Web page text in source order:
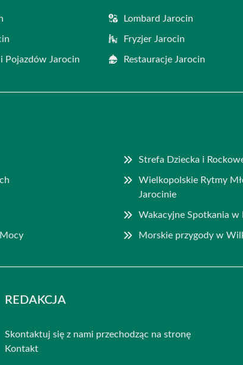
Lombard Jarocin
Fryzjer Jarocin
Pojazdów Jarocin Restauracje Jarocin
Strefa Dziecka i
Wielkopolskie Rytmy
Jarocinie
Wakacyjne Spotkania w
Morskie przygody w
REDAKCJA
Skontaktuj się z nami przechodząc na stronę
Kontakt